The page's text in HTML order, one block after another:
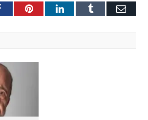
FacebookPinterestLinkedInTumblr E-